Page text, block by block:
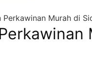
Perkawinan Murah di